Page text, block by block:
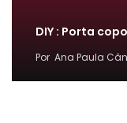
DIY : Porta
Por Ana Paula